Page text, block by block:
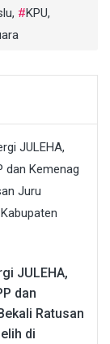
, KPU,
JULEHA,
dan
Ratusan
di